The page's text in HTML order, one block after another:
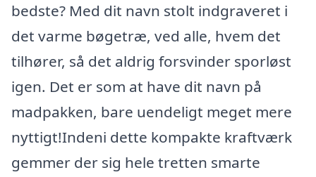
bedste? Med dit navn stolt indgraveret i
det varme bøgetræ, ved alle, hvem det
tilhører, så det aldrig forsvinder sporløst
igen. Det er som at have dit navn på
madpakken, bare uendeligt meget mere
nyttigt!Indeni dette kompakte kraftværk
gemmer der sig hele tretten smarte